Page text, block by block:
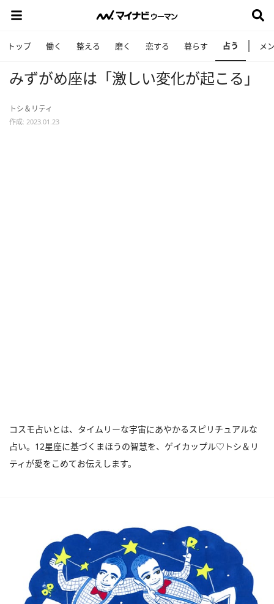
トップ 働く 整える 磨く 恋する 暮らす 占う メ
みずがめ座は「激しい変化が起こる」
トシ＆リティ
作成: 2023.01.23
コスモ占いとは、タイムリーな宇宙にあやかるスピリチュアルな
占い。12星座に基づくまほうの智慧を、ゲイカップル♡トシ＆リ
ティが愛をこめてお伝えします。